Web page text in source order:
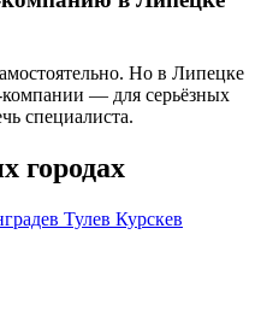
Но в Липецке
— для серьёзных
специалиста.
городах
в Тулев Курскев